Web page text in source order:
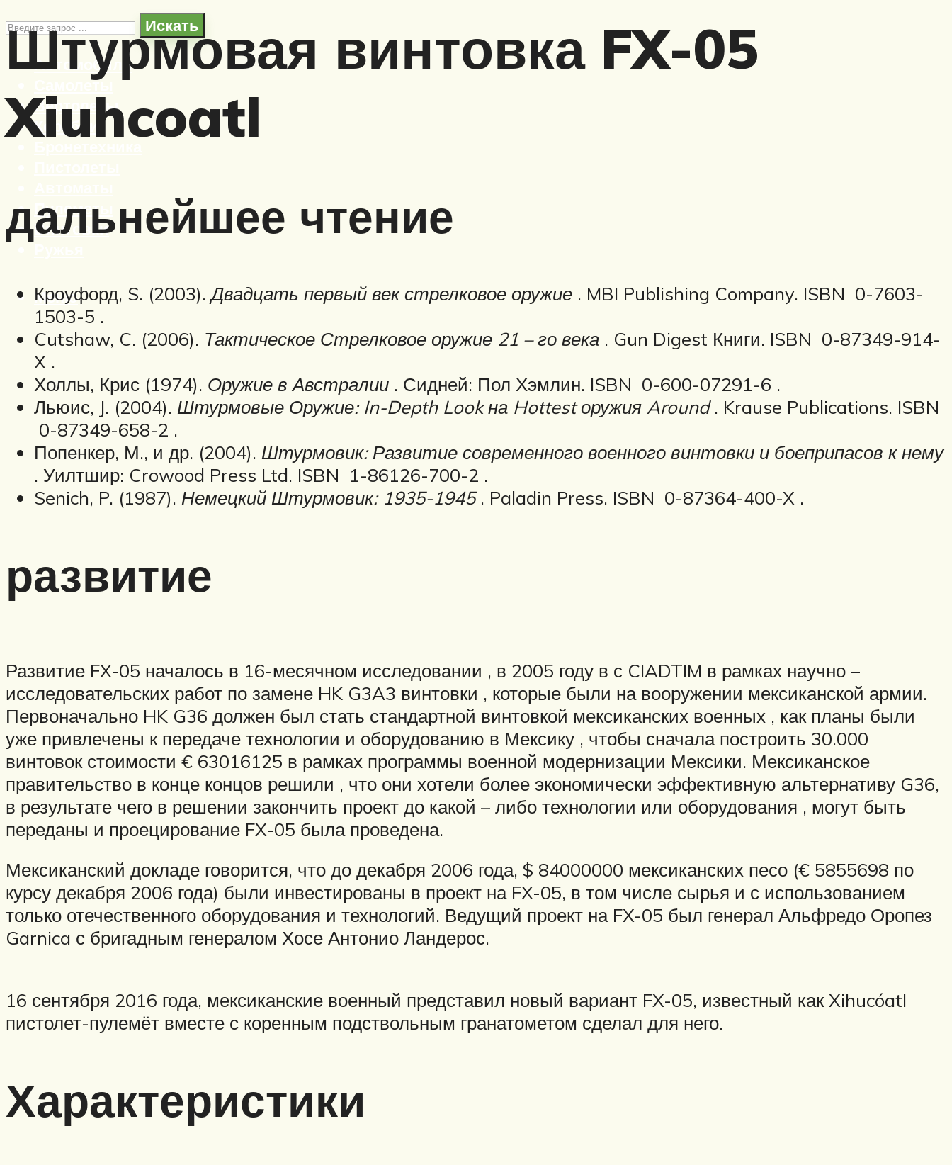
Искать
Автомобили
Самолеты
Вертолеты
Корабли
Пулеметы
Винтовки
Меню
Штурмовая винтовка FX-05
Xiuhcoatl
дальнейшее чтение
Кроуфорд, S. (2003).Двадцать первый век стрелковое оружие . MBI Publishing Company. ISBN 0-7603-
1503-5 .
Cutshaw, C. (2006). Тактическое Стрелковое оружие 21 – го века . Gun Digest Книги. ISBN 0-87349-914-
X .
Холлы, Крис (1974). Оружие в Австралии . Сидней: Пол Хэмлин. ISBN 0-600-07291-6 .
Льюис, J. (2004). Штурмовые Оружие: In-Depth Look на Hottest оружия Around. Krause Publications. ISBN
0-87349-658-2 .
Попенкер, М., и др. (2004). Штурмовик: Развитие современного военного винтовки и боеприпасов к нему
. Уилтшир: Crowood Press Ltd. ISBN 1-86126-700-2 .
Senich, P. (1987). Немецкий Штурмовик: 1935-1945. Paladin Press. ISBN 0-87364-400-X .
развитие
Развитие FX-05 началось в 16-месячном исследовании , в 2005 году в с CIADTIM в рамках научно –
исследовательских работ по замене HK G3A3 винтовки , которые были на вооружении мексиканской армии.
Первоначально HK G36 должен был стать стандартной винтовкой мексиканских военных , как планы были
уже привлечены к передаче технологии и оборудованию в Мексику , чтобы сначала построить 30.000
винтовок стоимости € 63016125 в рамках программы военной модернизации Мексики. Мексиканское
правительство в конце концов решили , что они хотели более экономически эффективную альтернативу G36,
в результате чего в решении закончить проект до какой – либо технологии или оборудования , могут быть
переданы и проецирование FX-05 была проведена.
Мексиканский докладе говорится, что до декабря 2006 года, $ 84000000 мексиканских песо (€ 5855698 по
курсу декабря 2006 года) были инвестированы в проект на FX-05, в том числе сырья и с использованием
только отечественного оборудования и технологий. Ведущий проект на FX-05 был генерал Альфредо Оропез
Garnica с бригадным генералом Хосе Антонио Ландерос.
16 сентября 2016 года, мексиканские военный представил новый вариант FX-05, известный как Xihucóatl
пистолет-пулемёт вместе с коренным подствольным гранатометом сделал для него.
Характеристики